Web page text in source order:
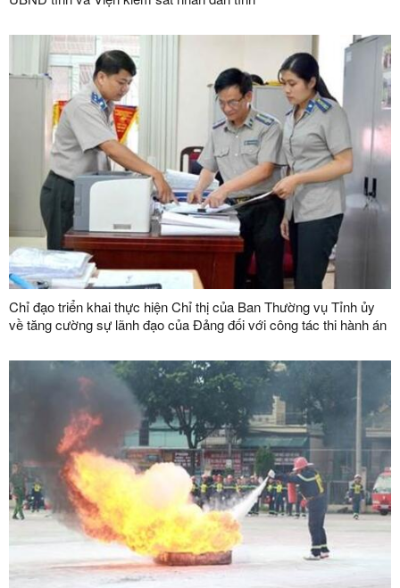
Chỉ đạo triển khai thực hiện Chỉ thị của Ban Thường vụ Tỉnh ủy
về tăng cường sự lãnh đạo của Đảng đối với công tác thi hành án